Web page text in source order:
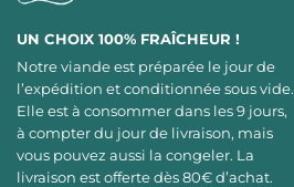
UN CHOIX 100% FRAÎCHEUR !
Notre viande est préparée le jour de
l’expédition et conditionnée sous vide.
Elle est à consommer dans les 9 jours,
à compter du jour de livraison, mais
vous pouvez aussi la congeler. La
livraison est offerte dès 80€ d’achat.